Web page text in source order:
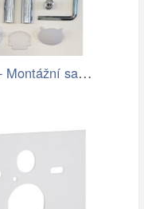
SAPHO - Montážní sada pro závěsné WC…